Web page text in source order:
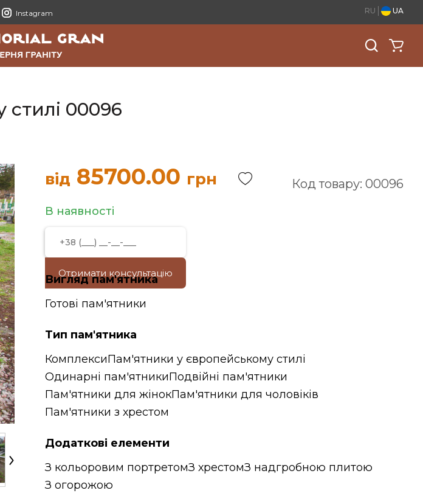
Instagram RU UA
00096
від 85700.00 грн Код товару: 00096
В наявності
Отримати консультацію
Вигляд пам'ятника
Готові пам'ятники
Тип пам'ятника
КомплексиПам'ятники у європейському стилі
Одинарні пам'ятникиПодвійні пам'ятники
Пам'ятники для жінокПам'ятники для чоловіків
Пам'ятники з хрестом
Додаткові елементи
З кольоровим портретомЗ хрестомЗ надгробною плитою
З огорожою